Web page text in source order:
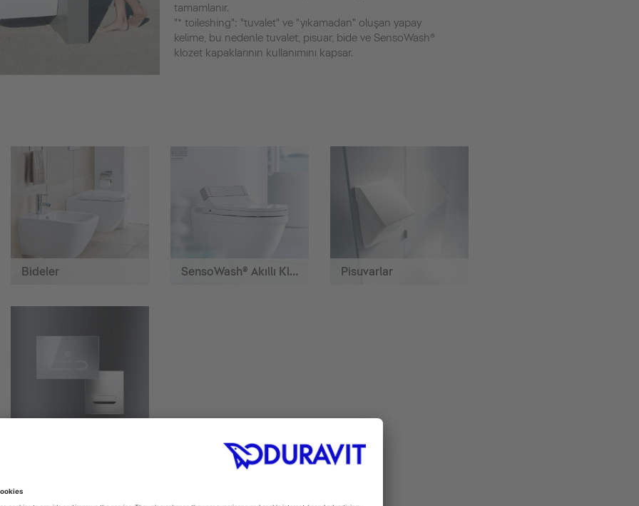
tamamlanır.
"* toileshing": "tuvalet" ve "yıkamadan" oluşan yapay
kelime, bu nedenle tuvalet, pisuar, bide ve SensoWash®
klozet kapaklarının kullanımını kapsar.
Bideler SensoWash® Akıllı Klozetler Pisuvarlar